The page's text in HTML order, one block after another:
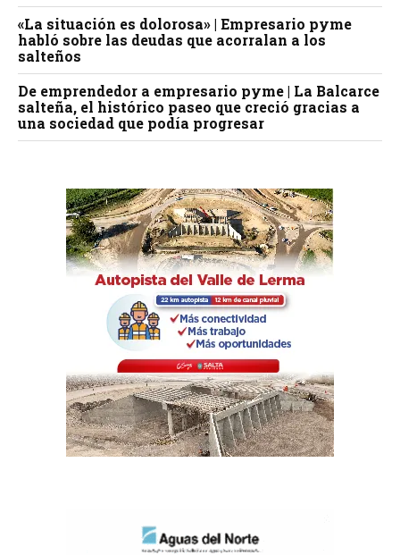
«La situación es dolorosa» | Empresario pyme
habló sobre las deudas que acorralan a los
salteños
De emprendedor a empresario pyme | La Balcarce
salteña, el histórico paseo que creció gracias a
una sociedad que podía progresar